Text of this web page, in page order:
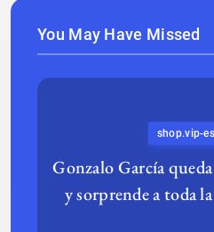
You May Have Missed
shop.vip-
Gonzalo García
y sorprende a toda